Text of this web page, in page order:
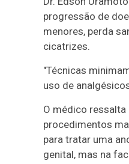
progressão de
menores, perda
cicatrizes.
"Técnicas
uso de
O médico
procedimentos
para tratar uma
genital, mas na